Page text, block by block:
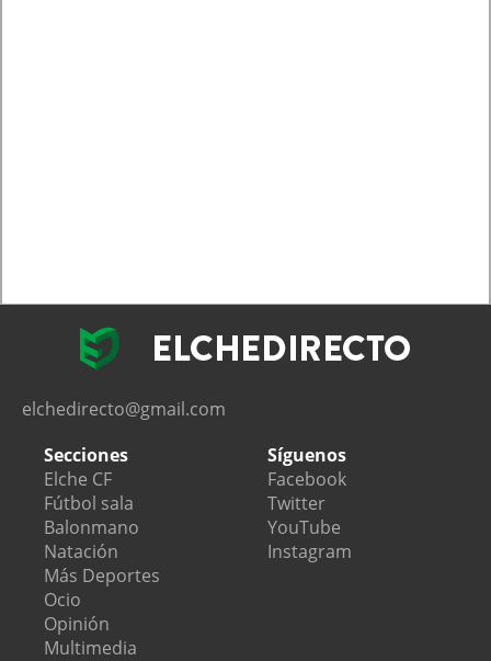
elchedirecto@gmail.com
Secciones
Elche CF
Fútbol sala
Balonmano
Natación
Más Deportes
Ocio
Opinión
Multimedia
Síguenos
Facebook
Twitter
YouTube
Instagram